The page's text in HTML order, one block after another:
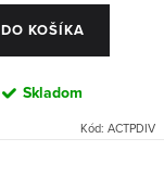
DO KOŠÍKA
Skladom
Kód: ACTPDIV